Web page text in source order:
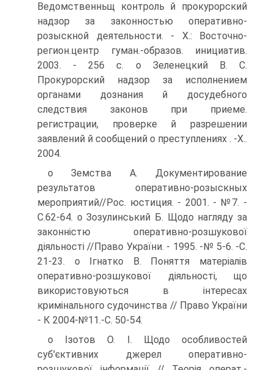
Ведомственньщ контроль й прокурорский
надзор за законностью оперативно-
розыскной деятельности. - X.: Восточно-
регион.центр гуман.-образов. инициатив.
2003. - 256 с. о Зеленецкий В. С.
Прокурорский надзор за исполнением
органами дознания й досудебного
следствия законов при приеме.
регистрации, проверке й разрешении
заявлений й сообщений о преступлениях . -X..
2004.
o Земства А. Документирование
результатов оперативно-розыскных
мероприятий//Рос. юстиция. - 2001. - №7. -
С.62-64. о Зозулинський Б. Щодо нагляду за
законністю оперативно-розшукової
діяльності //Право України. - 1995. -№ 5-6. -С.
21-23. о Ігнатко В. Поняття матеріалів
оперативно-розшукової діяльності, що
використовуються в інтересах
кримінального судочинства // Право України
- К 2004-№11.-С. 50-54.
о Ізотов О. І. Щодо особливостей
суб'єктивних джерел оперативно-